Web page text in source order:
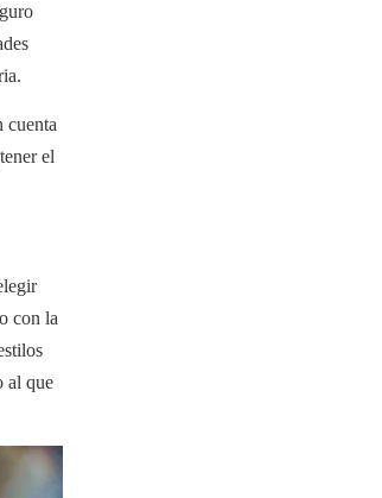
cuenta
el
con la
al que